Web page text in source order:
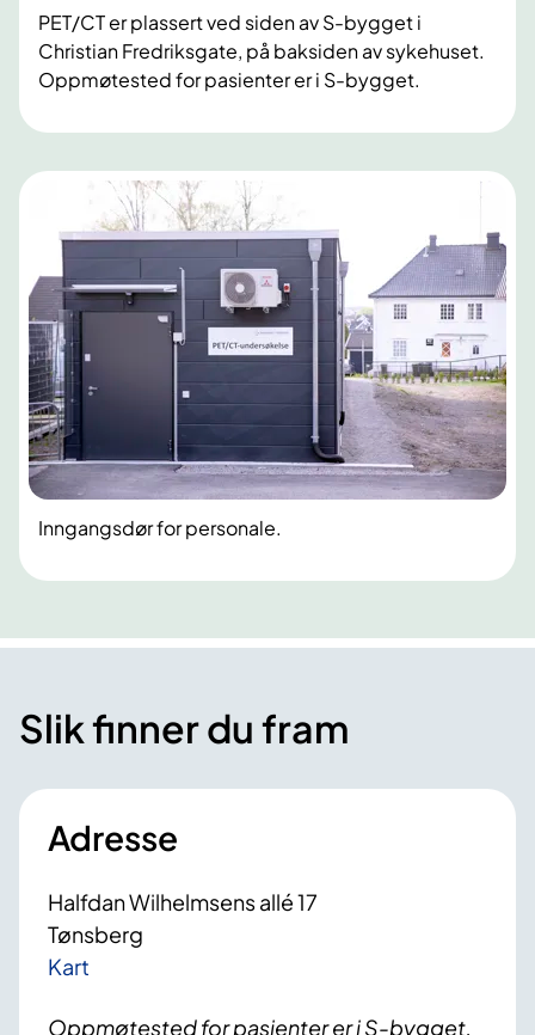
PET/CT er plassert ved siden av S-bygget i
Christian Fredriksgate, på baksiden av sykehuset.
Oppmøtested for pasienter er i S-bygget.
Inngangsdør for personale.
Slik finner du fram
Adresse
Halfdan Wilhelmsens allé 17
Tønsberg
Kart
Oppmøtested for pasienter er i S-bygget.